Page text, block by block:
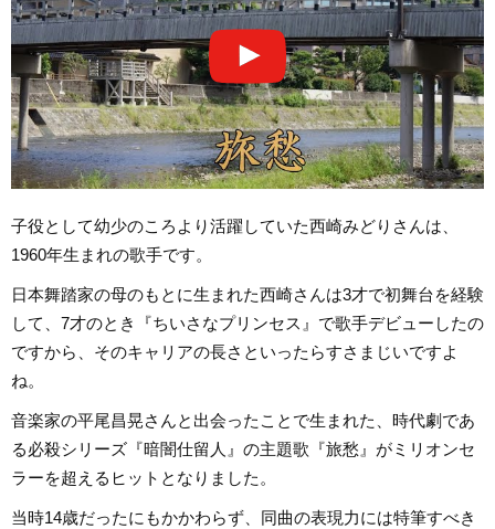
子役として幼少のころより活躍していた西崎みどりさんは、
1960年生まれの歌手です。
日本舞踏家の母のもとに生まれた西崎さんは3才で初舞台を経験
して、7才のとき『ちいさなプリンセス』で歌手デビューしたの
ですから、そのキャリアの長さといったらすさまじいですよ
ね。
音楽家の平尾昌晃さんと出会ったことで生まれた、時代劇であ
る必殺シリーズ『暗闇仕留人』の主題歌『旅愁』がミリオンセ
ラーを超えるヒットとなりました。
当時14歳だったにもかかわらず、同曲の表現力には特筆すべき